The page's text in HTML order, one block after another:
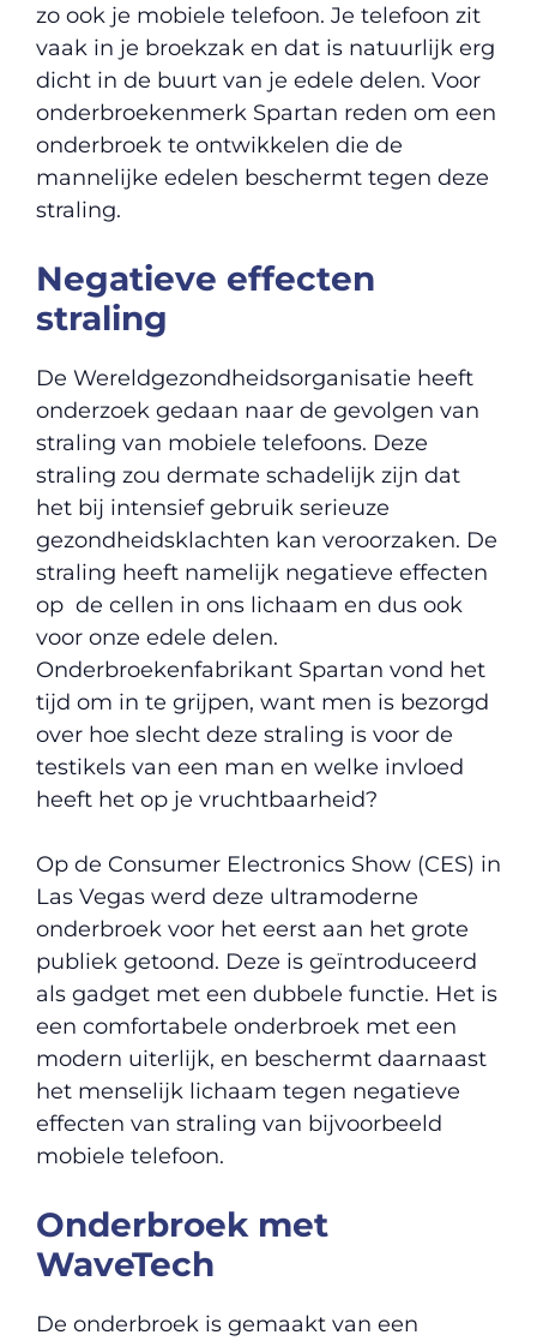
zo ook je mobiele telefoon. Je telefoon zit
vaak in je broekzak en dat is natuurlijk erg
dicht in de buurt van je edele delen. Voor
onderbroekenmerk Spartan reden om een
onderbroek te ontwikkelen die de
mannelijke edelen beschermt tegen deze
straling.
Negatieve effecten
straling
De Wereldgezondheidsorganisatie heeft
onderzoek gedaan naar de gevolgen van
straling van mobiele telefoons. Deze
straling zou dermate schadelijk zijn dat
het bij intensief gebruik serieuze
gezondheidsklachten kan veroorzaken. De
straling heeft namelijk negatieve effecten
op de cellen in ons lichaam en dus ook
voor onze edele delen.
Onderbroekenfabrikant Spartan vond het
tijd om in te grijpen, want men is bezorgd
over hoe slecht deze straling is voor de
testikels van een man en welke invloed
heeft het op je vruchtbaarheid?
Op de Consumer Electronics Show (CES) in
Las Vegas werd deze ultramoderne
onderbroek voor het eerst aan het grote
publiek getoond. Deze is geïntroduceerd
als gadget met een dubbele functie. Het is
een comfortabele onderbroek met een
modern uiterlijk, en beschermt daarnaast
het menselijk lichaam tegen negatieve
effecten van straling van bijvoorbeeld
mobiele telefoon.
Onderbroek met
WaveTech
De onderbroek is gemaakt van een